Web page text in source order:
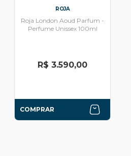
ROJA
Roja London Aoud Parfum -
Perfume Unissex 100ml
R$ 3.590,00
COMPRAR